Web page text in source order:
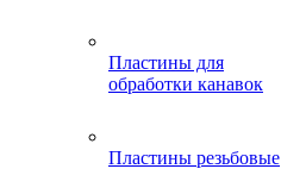
Пластины для
обработки канавок
Пластины резьбовые